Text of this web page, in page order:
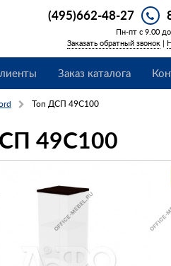
(495)662-48-27
Пн-пт с 9.00
Заказать обратный звонок |
Заказ каталога
Топ ДСП 49C100
49C100